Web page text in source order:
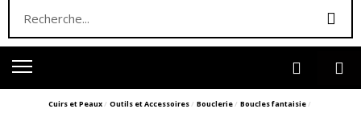
Cuirs et Peaux Outils et Accessoires Bouclerie Boucles fantaisie